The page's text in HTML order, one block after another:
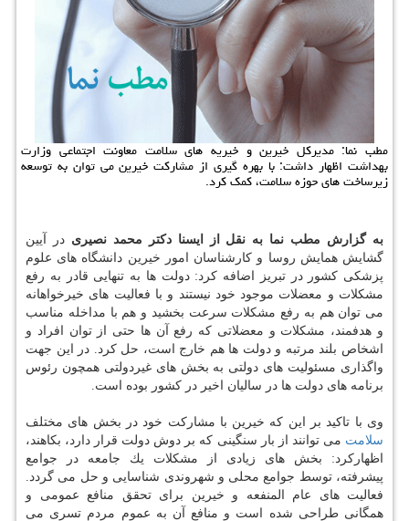
مطب نما: مدیركل خیرین و خیریه های سلامت معاونت اجتماعی وزارت
بهداشت اظهار داشت: با بهره گیری از مشاركت خیرین می توان به توسعه
زیرساخت های حوزه سلامت، كمك كرد.
به گزارش مطب نما به نقل از ایسنا دكتر محمد نصیری در آیین
گشایش همایش روسا و كارشناسان امور خیرین دانشگاه های علوم
پزشكی كشور در تبریز اضافه كرد: دولت ها به تنهایی قادر به رفع
مشكلات و معضلات موجود خود نیستند و با فعالیت های خیرخواهانه
می توان هم به رفع مشكلات سرعت بخشید و هم با مداخله مناسب
و هدفمند، مشكلات و معضلاتی كه رفع آن ها حتی از توان افراد و
اشخاص بلند مرتبه و دولت ها هم خارج است، حل كرد. در این جهت
واگذاری مسئولیت های دولتی به بخش های غیردولتی همچون رئوس
برنامه های دولت ها در سالیان اخیر در كشور بوده است.
وی با تاكید بر این كه خیرین با مشاركت خود در بخش های مختلف
سلامت می توانند از بار سنگینی كه بر دوش دولت قرار دارد، بكاهند،
اظهاركرد: بخش های زیادی از مشكلات یك جامعه در جوامع
پیشرفته، توسط جوامع محلی و شهروندی شناسایی و حل می گردد.
فعالیت های عام المنفعه و خیرین برای تحقق منافع عمومی و
همگانی طراحی شده است و منافع آن به عموم مردم تسری می